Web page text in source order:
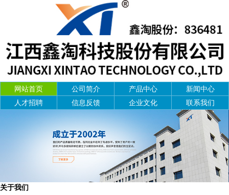
网站首页 公司简介 产品中心
新闻中心
人才招聘
信息反馈 企业文化 联系我们
关于我们